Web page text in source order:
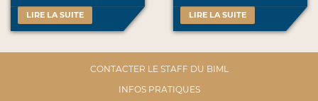
LIRE LA SUITE LIRE LA SUITE
CONTACTER LE STAFF DU BIML
INFOS PRATIQUES